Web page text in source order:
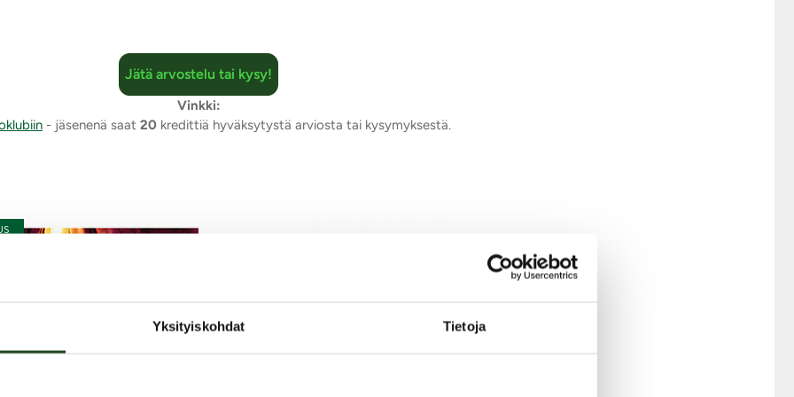
Yksityiskohdat Tietoja
Jätä arvostelu tai kysy!
Vinkki:
- jäsenenä saat 20 kredittiä hyväksytystä arviosta tai kysymyksestä.